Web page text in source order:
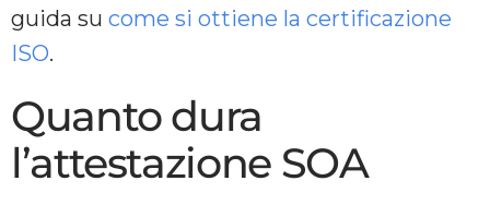
guida su come si ottiene la certificazione
ISO.
Quanto dura
l’attestazione SOA